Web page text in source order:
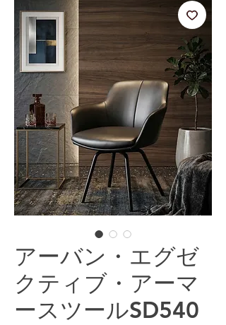
アーバン・エグゼ
クティブ・アーマ
ースツールSD540